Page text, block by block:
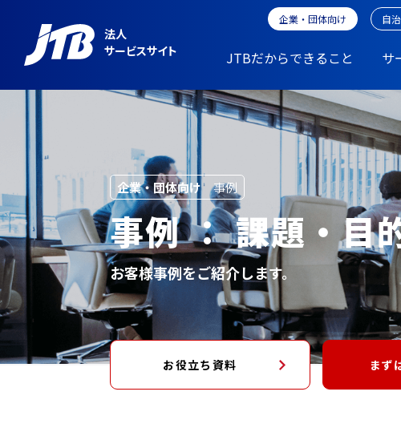
法人
サービスサイト
企業・団体向け 自
JTBだからできること サ
企業・団体向け 事例
事例 ： 課題・目
お客様事例をご紹介します。
お役立ち資料 まず